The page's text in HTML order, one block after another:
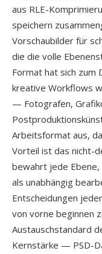
aus RLE-
speichern
Vorschaubilder für
die die volle
Format hat sich zum
kreative Workflows
— Fotografen,
Arbeitsformat aus,
Vorteil ist das nicht-
bewahrt jede Ebene,
als unabhängig
Entscheidungen
von vorne beginnen
Austauschstandard
Kernstärke — PSD-